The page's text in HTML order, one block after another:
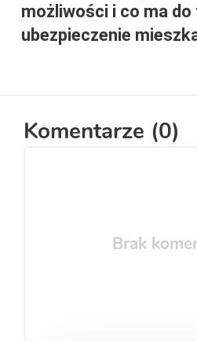
możliwości i co ma do
ubezpieczenie
Komentarze (0)
Brak